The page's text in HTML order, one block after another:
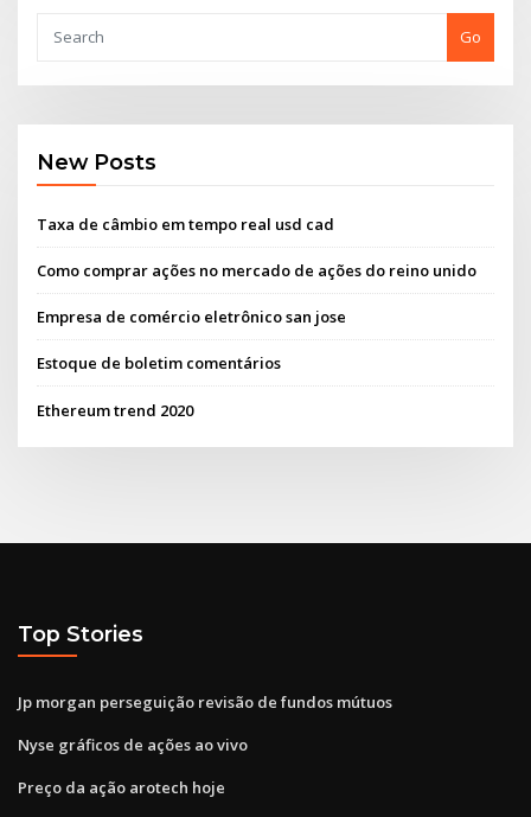
Go
New Posts
Taxa de câmbio em tempo real usd cad
Como comprar ações no mercado de ações do reino unido
Empresa de comércio eletrônico san jose
Estoque de boletim comentários
Ethereum trend 2020
Top Stories
Jp morgan perseguição revisão de fundos mútuos
Nyse gráficos de ações ao vivo
Preço da ação arotech hoje